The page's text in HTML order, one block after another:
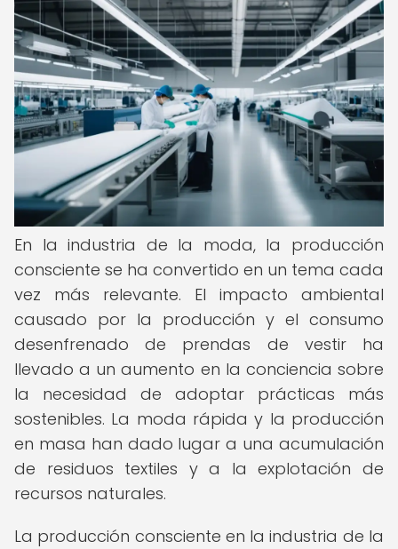
En la industria de la moda, la producción
consciente se ha convertido en un tema cada
vez más relevante. El impacto ambiental
causado por la producción y el consumo
desenfrenado de prendas de vestir ha
llevado a un aumento en la conciencia sobre
la necesidad de adoptar prácticas más
sostenibles. La moda rápida y la producción
en masa han dado lugar a una acumulación
de residuos textiles y a la explotación de
recursos naturales.
La producción consciente en la industria de la